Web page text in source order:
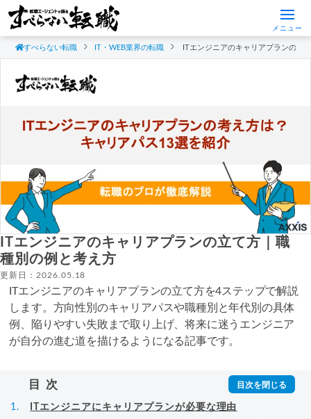
メニュー
すべらない転職 IT・WEB業界の転職 ITエンジニアのキャリアプランの立
ITエンジニアのキャリアプランの立て方｜職
種別の例と考え方
更新日：2026.05.18
ITエンジニアのキャリアプランの立て方を4ステップで解説
します。方向性別のキャリアパスや職種別と年代別の具体
例、陥りやすい失敗まで取り上げ、将来に迷うエンジニア
が自分の進む道を描けるようになる記事です。
目次
ITエンジニアにキャリアプランが必要な理由